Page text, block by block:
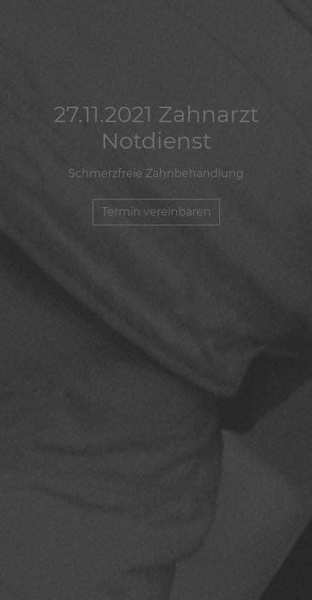
27.11.2021 Zahnarzt
Notdienst
Schmerzfreie Zahnbehandlung
Termin vereinbaren
27.11.2021 Zahnarzt
Notdienst
Schmerzfreie Zahnbehandlung
Termin vereinbaren
27.11.2021 Zahnarzt
Notdienst
Schmerzfreie Zahnbehandlung
Termin vereinbaren